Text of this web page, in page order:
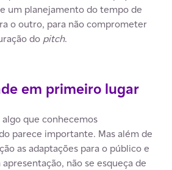
um planejamento do tempo de
o outro, para não comprometer
do pitch.
em primeiro lugar
que conhecemos
parece importante. Mas além de
as adaptações para o público e
não se esqueça de